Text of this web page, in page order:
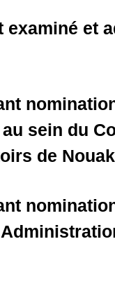
examiné et
sein du
de